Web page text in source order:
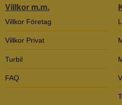
Villkor m.m.
Villkor Företag
Villkor Privat
Turbil
FAQ